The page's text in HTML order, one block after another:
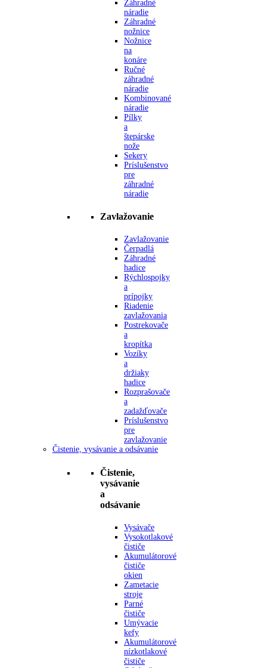
Záhradné
náradie
Záhradné
nožnice
Nožnice
na
konáre
Ručné
záhradné
náradie
Kombinované
náradie
Pílky
a
štepárske
nože
Sekery
Príslušenstvo
pre
záhradné
náradie
Zavlažovanie
Zavlažovanie
Čerpadlá
Záhradné
hadice
Rýchlospojky
a
prípojky
Riadenie
zavlažovania
Postrekovače
a
kropítka
Vozíky
a
držiaky
hadice
Rozprašovače
a
zadažďovače
Príslušenstvo
pre
zavlažovanie
Čistenie, vysávanie a odsávanie
Čistenie,
vysávanie
a
odsávanie
Vysávače
Vysokotlakové
čističe
Akumulátorové
čističe
okien
Zametacie
stroje
Parné
čističe
Umývacie
kefy
Akumulátorové
nízkotlakové
čističe